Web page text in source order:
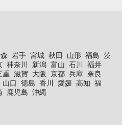
岩手 宮城 秋田 山形 福島 茨
神奈川 新潟 富山 石川
福井
重 滋賀 大阪 京都 兵庫 奈良
山口 徳島 香川 愛媛 高知 福
鹿児島 沖縄